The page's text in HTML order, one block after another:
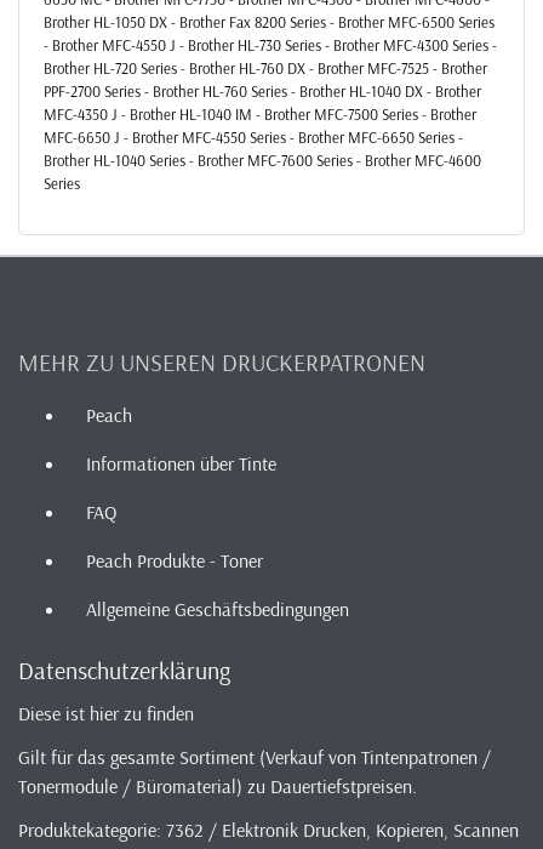
Brother HL-1050 DX - Brother Fax 8200 Series - Brother MFC-6500 Series
- Brother MFC-4550 J - Brother HL-730 Series - Brother MFC-4300 Series -
Brother HL-720 Series - Brother HL-760 DX - Brother MFC-7525 - Brother
PPF-2700 Series - Brother HL-760 Series - Brother HL-1040 DX - Brother
MFC-4350 J - Brother HL-1040 IM - Brother MFC-7500 Series - Brother
MFC-6650 J - Brother MFC-4550 Series - Brother MFC-6650 Series -
Brother HL-1040 Series - Brother MFC-7600 Series - Brother MFC-4600
Series
MEHR ZU UNSEREN DRUCKERPATRONEN
Peach
Informationen über Tinte
FAQ
Peach Produkte - Toner
Allgemeine Geschäftsbedingungen
Datenschutzerklärung
Diese ist hier zu finden
Gilt für das gesamte Sortiment (Verkauf von Tintenpatronen /
Tonermodule / Büromaterial) zu Dauertiefstpreisen.
Produktekategorie: 7362 / Elektronik Drucken, Kopieren, Scannen